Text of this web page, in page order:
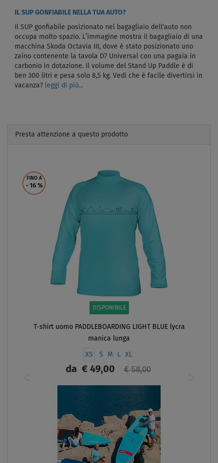
IL SUP GONFIABILE NELLA TUA AUTO?
Il SUP gonfiabile posizionato nel bagagliaio dell'auto non
occupa molto spazio. L’immagine mostra il bagagliaio di una
macchina Skoda Octavia III, dove è stato posizionato uno
zaino contenente la tavola D7 Universal con una pagaia in
carbonio in dotazione. Il volume del Stand Up Paddle è di
ben 300 litri e pesa solo 8,5 kg. Vedi che è facile divertirsi in
vacanza? leggi di più...
Presta attenzione a questo prodotto
FINO A
- 16 %
DISPONIBILE
T-shirt uomo PADDLEBOARDING LIGHT BLUE lycra
manica lunga
XS S M L XL
da€ 49,00 € 58,00